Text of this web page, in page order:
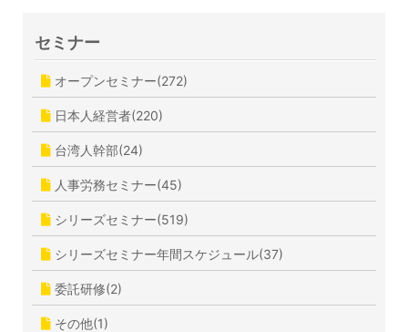
セミナー
オープンセミナー(272)
日本人経営者(220)
台湾人幹部(24)
人事労務セミナー(45)
シリーズセミナー(519)
シリーズセミナー年間スケジュール(37)
委託研修(2)
その他(1)